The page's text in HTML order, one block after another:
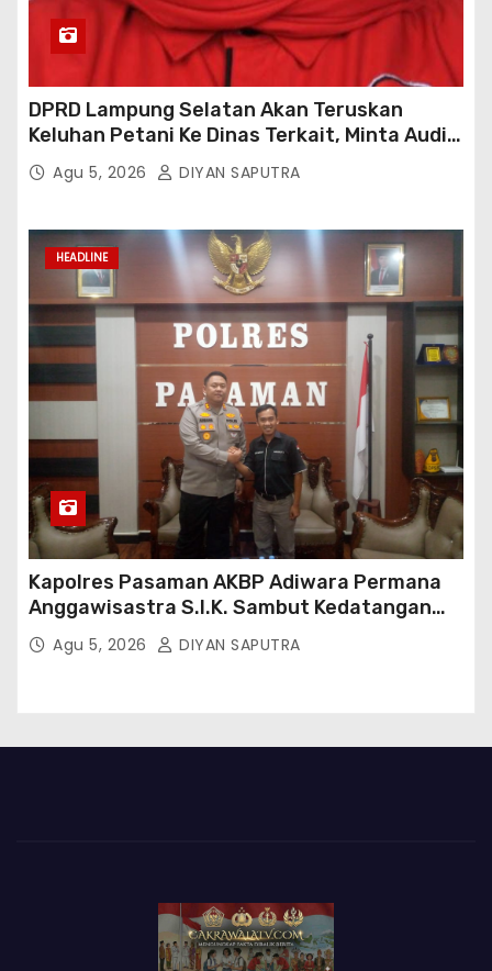
DPRD Lampung Selatan Akan Teruskan
Keluhan Petani Ke Dinas Terkait, Minta Audit
Penyaluran Pupuk Bersubsidi Di Desa Budi
Lestari
Agu 5, 2026 DIYAN SAPUTRA
HEADLINE
Kapolres Pasaman AKBP Adiwara Permana
Anggawisastra S.I.K. Sambut Kedatangan
Kepala Cakrawala Tv Sumatera Barat
Agu 5, 2026 DIYAN SAPUTRA